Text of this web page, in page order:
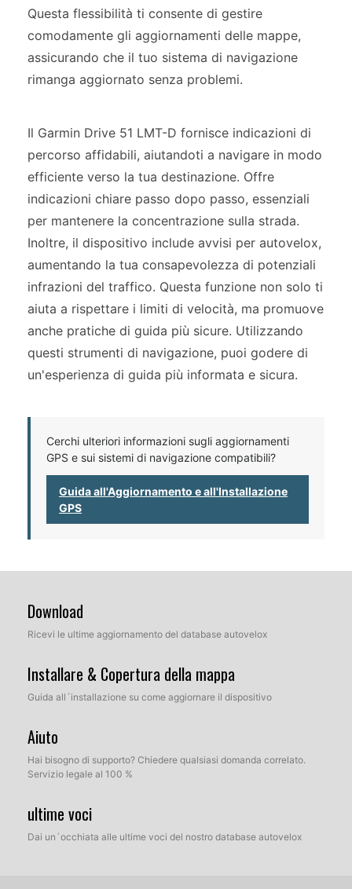
Questa flessibilità ti consente di gestire
comodamente gli aggiornamenti delle mappe,
assicurando che il tuo sistema di navigazione
rimanga aggiornato senza problemi.
Il Garmin Drive 51 LMT-D fornisce indicazioni di
percorso affidabili, aiutandoti a navigare in modo
efficiente verso la tua destinazione. Offre
indicazioni chiare passo dopo passo, essenziali
per mantenere la concentrazione sulla strada.
Inoltre, il dispositivo include avvisi per autovelox,
aumentando la tua consapevolezza di potenziali
infrazioni del traffico. Questa funzione non solo ti
aiuta a rispettare i limiti di velocità, ma promuove
anche pratiche di guida più sicure. Utilizzando
questi strumenti di navigazione, puoi godere di
un'esperienza di guida più informata e sicura.
Cerchi ulteriori informazioni sugli aggiornamenti
GPS e sui sistemi di navigazione compatibili?
Guida all'Aggiornamento e all'Installazione
GPS
Download
Ricevi le ultime aggiornamento del database autovelox
Installare & Copertura della mappa
Guida all´installazione su come aggiornare il dispositivo
Aiuto
Hai bisogno di supporto? Chiedere qualsiasi domanda correlato.
Servizio legale al 100 %
ultime voci
Dai un´occhiata alle ultime voci del nostro database autovelox